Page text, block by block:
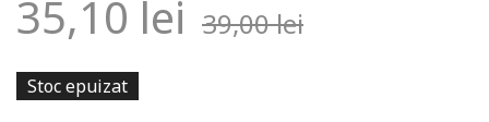
39,00lei
35,10 lei
Stoc epuizat